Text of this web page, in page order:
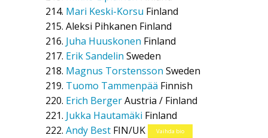
Mari Keski-Korsu Finland
Aleksi Pihkanen Finland
Juha Huuskonen Finland
Erik Sandelin Sweden
Magnus Torstensson Sweden
Tuomo Tammenpää Finnish
Erich BergerAustria / Finland
Jukka Hautamäki Finland
Andy Best FIN/UK Vaihda bio